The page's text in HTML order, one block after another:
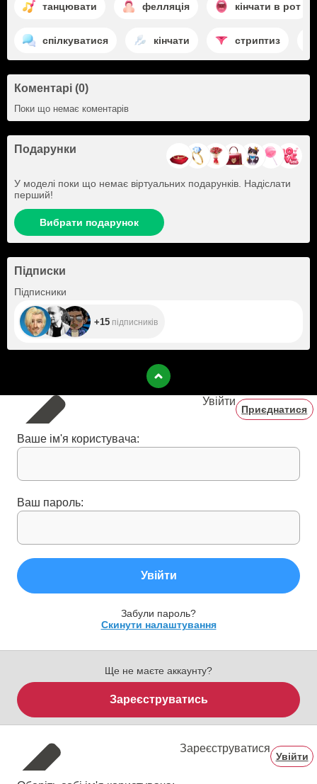
танцювати фелляція кінчати в рот
спілкуватися кінчати стриптиз
Коментарі (0)
Поки що немає коментарів
Подарунки
У моделі поки що немає віртуальних подарунків. Надіслати
перший!
Вибрати подарунок
Підписки
Підписники
+15 підписників
Увійти
Приєднатися
Ваше ім'я користувача:
Ваш пароль:
Увійти
Забули пароль?
Скинути налаштування
Ще не маєте аккаунту?
Зареєструватись
Зареєструватися
Увійти